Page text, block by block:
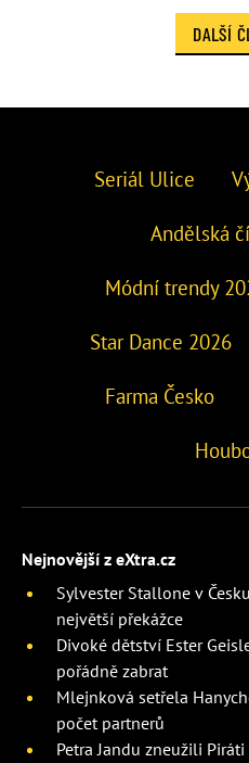
DALŠÍ
Seriál Ulice
Andělská
Módní trendy
Star Dance 2026
Farma Česko
Nejnovější z eXtra.cz
Sylvester Stallone v
největší překážce
Divoké dětství Ester
pořádně zabrat
Mlejnková setřela
počet partnerů
Petra Jandu zneužili